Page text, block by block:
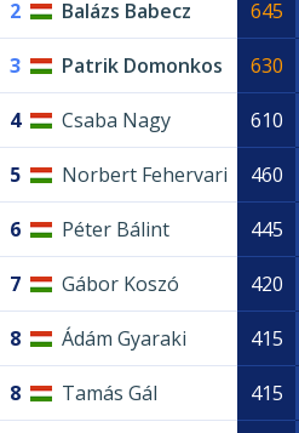
2 Balázs Babecz 645
3 Patrik Domonkos 630
4 Csaba Nagy 610
5 Norbert Fehervari 460
6 Péter Bálint 445
7 Gábor Koszó 420
8 Ádám Gyaraki 415
8 Tamás Gál 415